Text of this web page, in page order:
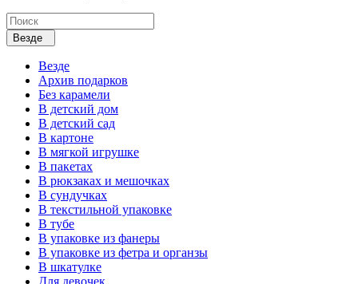
Везде
Везде
Архив подарков
Без карамели
В детский дом
В детский сад
В картоне
В мягкой игрушке
В пакетах
В рюкзаках и мешочках
В сундучках
В текстильной упаковке
В тубе
В упаковке из фанеры
В упаковке из фетра и органзы
В шкатулке
Для девочек